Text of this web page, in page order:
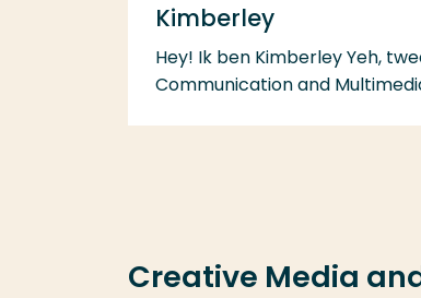
Kimberley
Hey! Ik ben Kimberley Yeh,
Communication and
Creative Media